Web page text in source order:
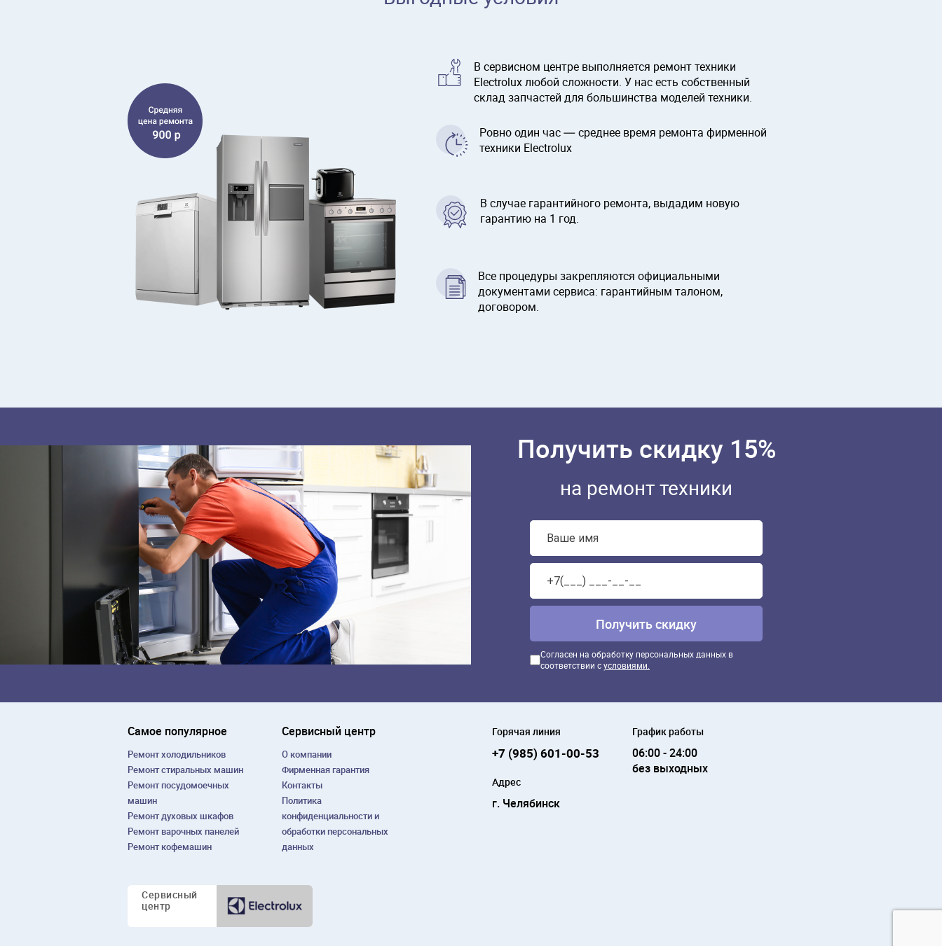
В сервисном центре выполняется ремонт техники
Electrolux любой сложности. У нас есть собственный
склад запчастей для большинства моделей техники.
Ровно один час — среднее время ремонта фирменной
техники Electrolux
В случае гарантийного ремонта, выдадим новую
гарантию на 1 год.
Все процедуры закрепляются официальными
документами сервиса: гарантийным талоном,
договором.
Получить скидку 15%
на ремонт техники
Согласен на обработку персональных данных в
соответствии сусловиями.
Самое популярное
Ремонт холодильников
Ремонт cтиральных машин
Ремонт посудомоечных
машин
Ремонт духовых шкафов
Ремонт варочных панелей
Ремонт кофемашин
Сервисный центр
О компании
Фирменная гарантия
Контакты
Политика
конфиденциальности и
обработки персональных
данных
Горячая линия
+7 (985) 601-00-53
Адрес
г. Челябинск
График работы
06:00 - 24:00
без выходных
Сервисный
центр